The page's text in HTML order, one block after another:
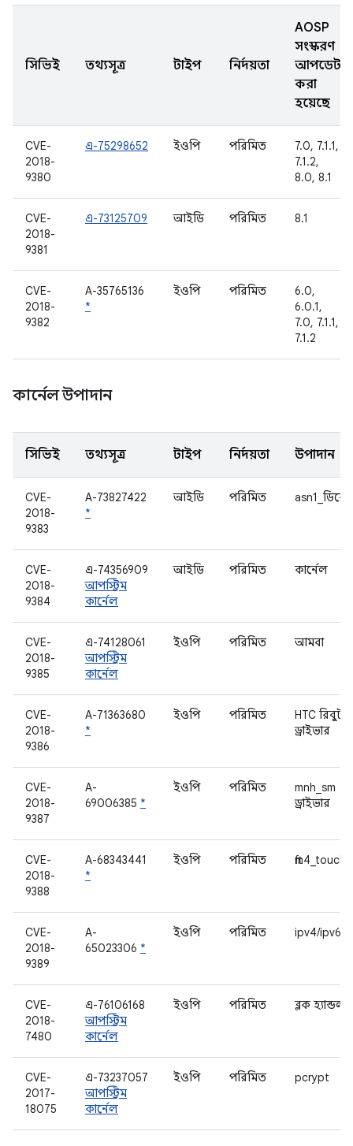
সিভিই তথ্যসূত্র টাইপ নির্দয়তা
AOSP
সংস্করণ
আপডেট
করা
হয়েছে
CVE-
2018-
9380
এ-75298652 ইওপি পরিমিত
7.0, 7.1.1,
7.1.2,
8.0, 8.1
CVE-
2018-
9381
এ-73125709 আইডি পরিমিত 8.1
CVE-
2018-
9382
A-35765136
*
ইওপি পরিমিত
6.0,
6.0.1,
7.0, 7.1.1,
7.1.2
কার্নেল উপাদান
সিভিই তথ্যসূত্র টাইপ নির্দয়তা উপাদান
CVE-
2018-
9383
A-73827422
*
আইডি পরিমিত
CVE-
2018-
9384
এ-74356909
আপস্ট্রিম
কার্নেল
আইডি পরিমিত কার্নেল
CVE-
2018-
9385
এ-74128061
আপস্ট্রিম
কার্নেল
ইওপি পরিমিত আমবা
CVE-
2018-
9386
A-71363680
*
ইওপি পরিমিত
HTC
ড্রাইভার
CVE-
2018-
9387
A-
69006385 *
ইওপি পরিমিত
mnh_sm
ড্রাইভার
CVE-
2018-
9388
A-68343441
*
ইওপি পরিমিত ftm4_touch
CVE-
2018-
9389
A-
65023306 *
ইওপি পরিমিত ipv4/ipv6
CVE-
2018-
7480
এ-76106168
আপস্ট্রিম
কার্নেল
ইওপি পরিমিত ব্লক
CVE-
2017-
18075
এ-73237057
আপস্ট্রিম
কার্নেল
ইওপি পরিমিত pcrypt